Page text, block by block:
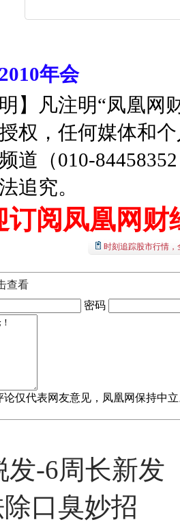
年会
明】凡注明“凤凰
权，任何媒体和
道（010-
追究。
订阅凤凰网财
时刻追踪股市行情
查看
密码
论仅代表网友意见，凤凰网保持中
发-6周长新发
口臭妙招